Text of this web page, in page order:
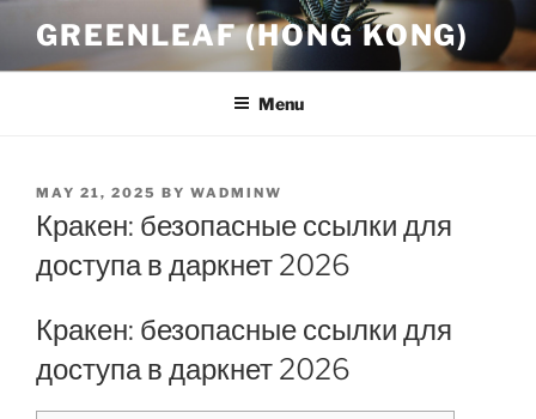
content
GREENLEAF (HONG KONG)
Menu
POSTED
ON
MAY 21, 2025 BY WADMINW
Кракен: безопасные ссылки для
доступа в даркнет 2026
Кракен: безопасные ссылки для
доступа в даркнет 2026